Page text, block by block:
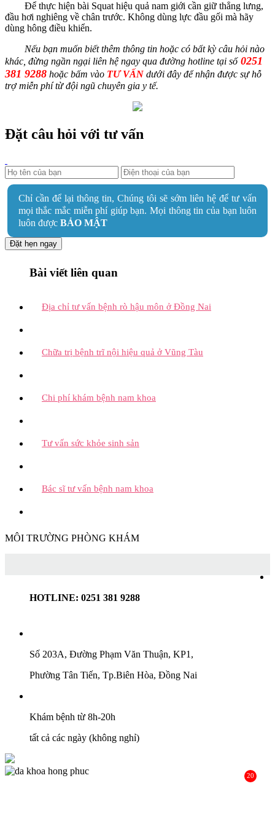
Để thực hiện bài Squat hiệu quả nam giới cần giữ thẳng lưng,
đầu hơi nghiêng về chân trước. Không dùng lực đầu gối mà hãy
dùng hông điều khiển.
Nếu bạn muốn biết thêm thông tin hoặc có bất kỳ câu hỏi nào
khác, đừng ngần ngại liên hệ ngay qua đường hotline tại số0251
381 9288 hoặc bấm vào TƯ VẤN dưới đây để nhận được sự hỗ
trợ miễn phí từ đội ngũ chuyên gia y tế.
Đặt câu hỏi với tư vấn
Chỉ cần để lại thông tin, Chúng tôi sẽ sớm liên hệ để tư vấn
mọi thắc mắc miễn phí giúp bạn. Mọi thông tin của bạn luôn
luôn được BẢO MẬT
Đặt hẹn ngay
Bài viết liên quan
Địa chỉ tư vấn bệnh rò hậu môn ở Đồng Nai
Chữa trị bệnh trĩ nội hiệu quả ở Vũng Tàu
Chi phí khám bệnh nam khoa
Tư vấn sức khỏe sinh sản
Bác sĩ tư vấn bệnh nam khoa
MÔI TRƯỜNG PHÒNG KHÁM
HOTLINE: 0251 381 9288
Số 203A, Đường Phạm Văn Thuận, KP1,
Phường Tân Tiến, Tp.Biên Hòa, Đồng Nai
Khám bệnh từ 8h-20h
tất cả các ngày (không nghỉ)
20